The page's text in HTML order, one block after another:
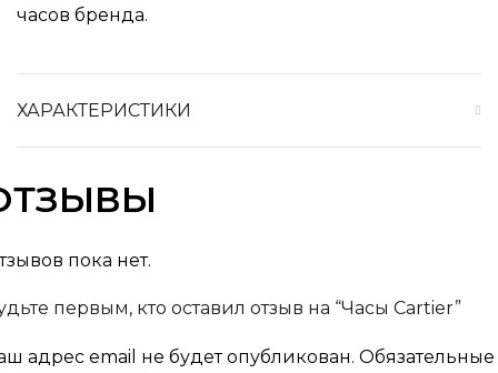
часов бренда.
ХАРАКТЕРИСТИКИ
пока нет.
первым, кто оставил отзыв на “Часы Cartier”
адрес email не будет опубликован. Обязательные